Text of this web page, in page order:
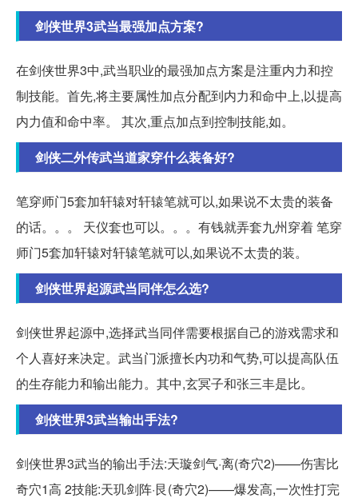
剑侠世界3武当最强加点方案?
在剑侠世界3中,武当职业的最强加点方案是注重内力和控
制技能。首先,将主要属性加点分配到内力和命中上,以提高
内力值和命中率。 其次,重点加点到控制技能,如。
剑侠二外传武当道家穿什么装备好?
笔穿师门5套加轩辕对轩辕笔就可以,如果说不太贵的装备
的话。。。 天仪套也可以。。。有钱就弄套九州穿着 笔穿
师门5套加轩辕对轩辕笔就可以,如果说不太贵的装。
剑侠世界起源武当同伴怎么选?
剑侠世界起源中,选择武当同伴需要根据自己的游戏需求和
个人喜好来决定。武当门派擅长内功和气势,可以提高队伍
的生存能力和输出能力。其中,玄冥子和张三丰是比。
剑侠世界3武当输出手法?
剑侠世界3武当的输出手法:天璇剑气·离(奇穴2)——伤害比
奇穴1高 2技能:天玑剑阵·艮(奇穴2)——爆发高,一次性打完